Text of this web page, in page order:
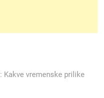
Kakve vremenske prilike